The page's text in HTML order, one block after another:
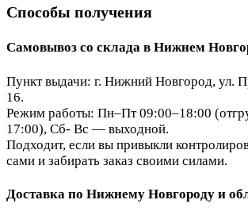
Способы получения
Самовывоз со склада в Нижнем
Пункт выдачи: г. Нижний Новгород, ул.
16.
Режим работы: Пн–Пт 09:00–18:00
17:00), Сб- Вс — выходной.
Подходит, если вы привыкли
сами и забирать заказ своими силами.
Доставка по Нижнему Новгороду и